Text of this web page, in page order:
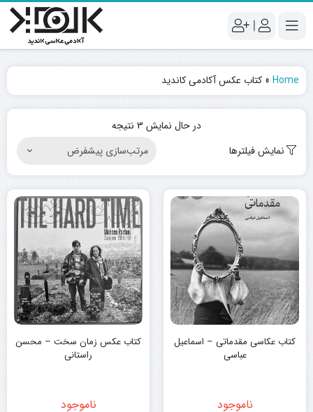
|
Home
» کتاب عکس آکادمی کاندید
در حال نمایش 3 نتیجه
نمایش فیلترها
کتاب عکاسی مقدماتی – اسماعیل
عباسی
ناموجود
کتاب عکس زمان سخت – محسن
راستانی
ناموجود